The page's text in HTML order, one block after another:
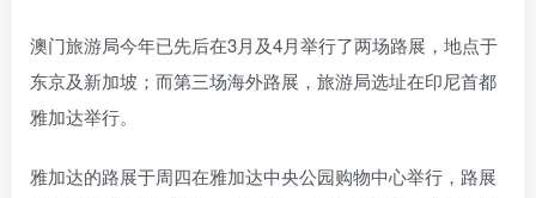
澳门旅游局今年已先后在3月及4月举行了两场路展，地点于
东京及新加坡；而第三场海外路展，旅游局选址在印尼首都
雅加达举行。
雅加达的路展于周四在雅加达中央公园购物中心举行，路展